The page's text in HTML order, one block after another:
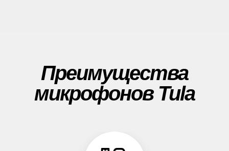
Преимущества
микрофонов Tula